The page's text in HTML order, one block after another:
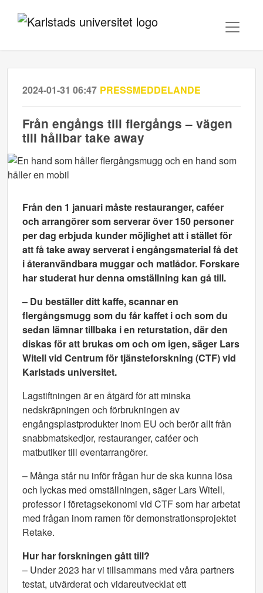
2024-01-31 06:47 PRESSMEDDELANDE
Från engångs till flergångs – vägen
till hållbar take away
Från den 1 januari måste restauranger, caféer
och arrangörer som serverar över 150 personer
per dag erbjuda kunder möjlighet att i stället för
att få take away serverat i engångsmaterial få det
i återanvändbara muggar och matlådor. Forskare
har studerat hur denna omställning kan gå till.
– Du beställer ditt kaffe, scannar en
flergångsmugg som du får kaffet i och som du
sedan lämnar tillbaka i en returstation, där den
diskas för att brukas om och om igen, säger Lars
Witell vid Centrum för tjänsteforskning (CTF) vid
Karlstads universitet.
Lagstiftningen är en åtgärd för att minska
nedskräpningen och förbrukningen av
engångsplastprodukter inom EU och berör allt från
snabbmatskedjor, restauranger, caféer och
matbutiker till eventarrangörer.
– Många står nu inför frågan hur de ska kunna lösa
och lyckas med omställningen, säger Lars Witell,
professor i företagsekonomi vid CTF som har arbetat
med frågan inom ramen för demonstrationsprojektet
Retake.
Hur har forskningen gått till?
– Under 2023 har vi tillsammans med våra partners
testat, utvärderat och vidareutvecklat ett